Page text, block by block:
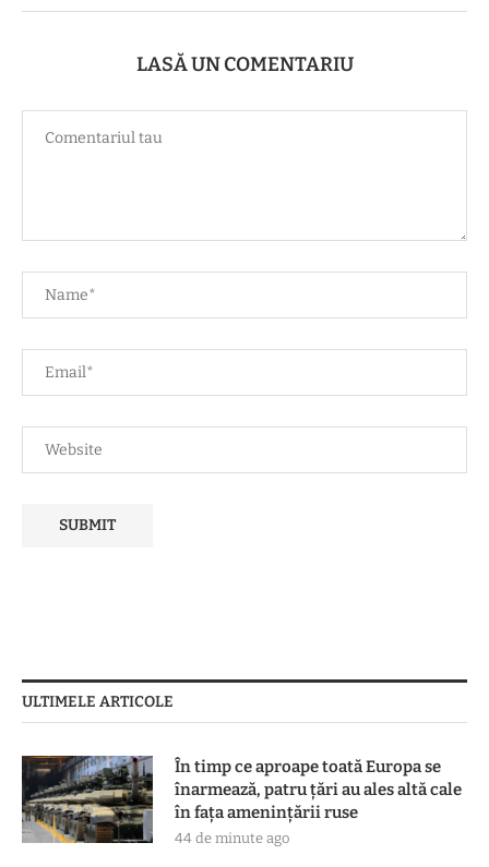
LASĂ UN COMENTARIU
ULTIMELE ARTICOLE
În timp ce aproape toată Europa se
înarmează, patru ţări au ales altă cale
în faţa ameninţării ruse
44 de minute ago